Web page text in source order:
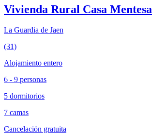
Vivienda Rural Casa Mentesa
La Guardia de Jaen
(31)
Alojamiento entero
6 - 9 personas
5 dormitorios
7 camas
Cancelación gratuita